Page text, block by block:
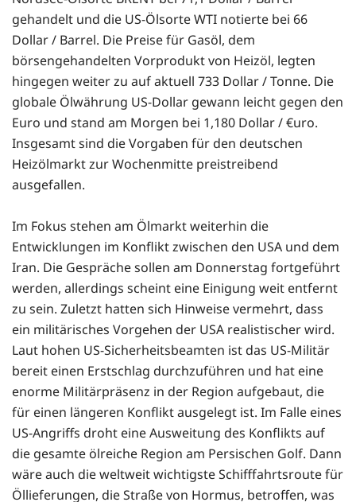
gehandelt und die US-Ölsorte WTI notierte bei 66
Dollar / Barrel. Die Preise für Gasöl, dem
börsengehandelten Vorprodukt von Heizöl, legten
hingegen weiter zu auf aktuell 733 Dollar / Tonne. Die
globale Ölwährung US-Dollar gewann leicht gegen den
Euro und stand am Morgen bei 1,180 Dollar / €uro.
Insgesamt sind die Vorgaben für den deutschen
Heizölmarkt zur Wochenmitte preistreibend
ausgefallen.
Im Fokus stehen am Ölmarkt weiterhin die
Entwicklungen im Konflikt zwischen den USA und dem
Iran. Die Gespräche sollen am Donnerstag fortgeführt
werden, allerdings scheint eine Einigung weit entfernt
zu sein. Zuletzt hatten sich Hinweise vermehrt, dass
ein militärisches Vorgehen der USA realistischer wird.
Laut hohen US-Sicherheitsbeamten ist das US-Militär
bereit einen Erstschlag durchzuführen und hat eine
enorme Militärpräsenz in der Region aufgebaut, die
für einen längeren Konflikt ausgelegt ist. Im Falle eines
US-Angriffs droht eine Ausweitung des Konflikts auf
die gesamte ölreiche Region am Persischen Golf. Dann
wäre auch die weltweit wichtigste Schifffahrtsroute für
Öllieferungen, die Straße von Hormus, betroffen, was